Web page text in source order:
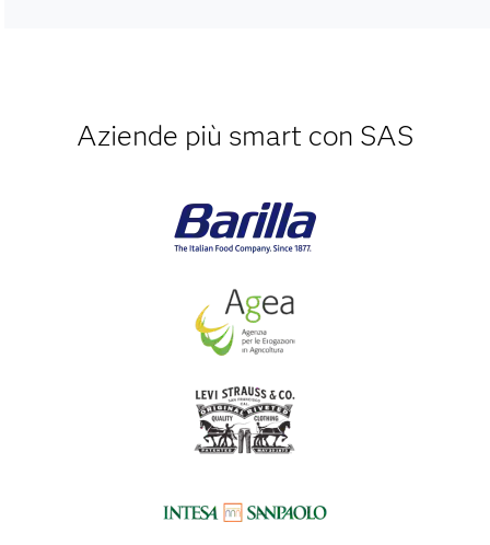
Aziende più smart con SAS